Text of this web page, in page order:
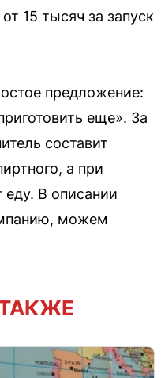
15 тысяч за запуск
предложение:
еще». За
составит
а при
В описании
можем